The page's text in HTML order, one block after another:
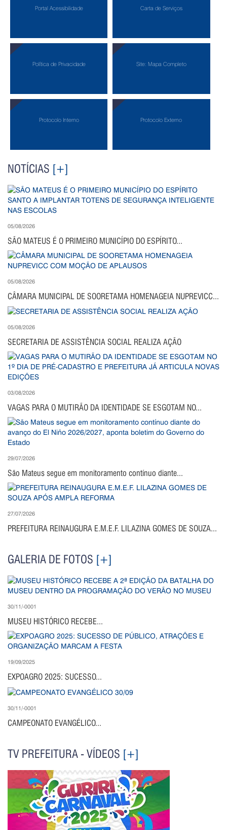
Portal Acessibilidade Carta de Serviços
Política de Privacidade Site: Mapa Completo
Protocolo Interno Protocolo Externo
NOTÍCIAS [+]
05/08/2026
SÃO MATEUS É O PRIMEIRO MUNICÍPIO DO ESPÍRITO...
05/08/2026
CÂMARA MUNICIPAL DE SOORETAMA HOMENAGEIA NUPREVICC...
05/08/2026
SECRETARIA DE ASSISTÊNCIA SOCIAL REALIZA AÇÃO
03/08/2026
VAGAS PARA O MUTIRÃO DA IDENTIDADE SE ESGOTAM NO...
29/07/2026
São Mateus segue em monitoramento contínuo diante...
27/07/2026
PREFEITURA REINAUGURA E.M.E.F. LILAZINA GOMES DE SOUZA...
GALERIA DE FOTOS [+]
30/11/-0001
MUSEU HISTÓRICO RECEBE...
19/09/2025
EXPOAGRO 2025: SUCESSO...
30/11/-0001
CAMPEONATO EVANGÉLICO...
TV PREFEITURA - VÍDEOS [+]